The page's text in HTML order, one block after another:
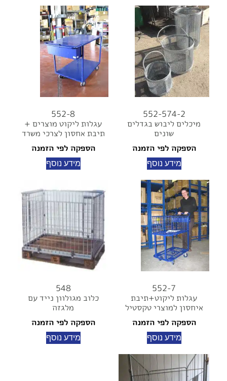
552-574-2
מיכלים ליבוש בגדלים
שונים
הספקה לפי הזמנה
מידע נוסף
552-8
עגלות ליקוט מוצרים +
תיבת אחסון לצרכי משרד
הספקה לפי הזמנה
מידע נוסף
552-7
עגלות ליקוט+תיבת
איחסון למוצרי טקסטיל
הספקה לפי הזמנה
מידע נוסף
548
כלוב מגולוון נייד עם
מלגזה
הספקה לפי הזמנה
מידע נוסף